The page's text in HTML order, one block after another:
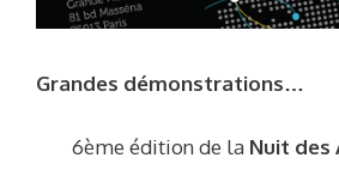
Grandes démonstrations…
6ème édition de la Nuit des